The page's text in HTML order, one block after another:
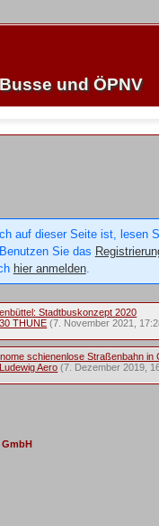
und ÖPNV
auf dieser Seite ist, lesen
Sie das
hier anmelden.
Stadtbuskonzept 2020
30 THUNE (7. November 2021,
schienenlose Straßenbahn in
Ludewig Aero (7. Dezember 2019,